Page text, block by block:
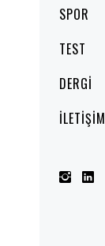
SPOR
TEST
DERGI
İLETIŞIM